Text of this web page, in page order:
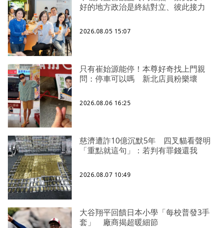
好的地方政治是終結對立、彼此接力
2026.08.05 15:07
只有崔始源能停！本尊好奇找上門親
問：停車可以嗎 新北店員粉樂壞
2026.08.06 16:25
慈濟遭詐10億沉默5年 四叉貓看聲明
「重點就這句」：若判有罪錢還我
2026.08.07 10:49
大谷翔平回饋日本小學「每校普發3手
套」 廠商揭超暖細節